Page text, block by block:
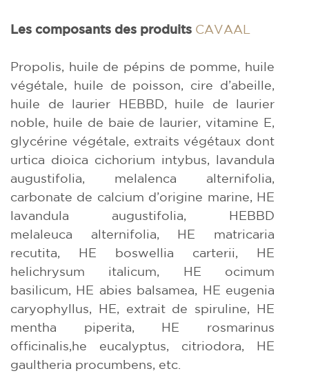
Les composants des produits CAVAAL
Propolis, huile de pépins de pomme, huile
végétale, huile de poisson, cire d’abeille,
huile de laurier HEBBD, huile de laurier
noble, huile de baie de laurier, vitamine E,
glycérine végétale, extraits végétaux dont
urtica dioica cichorium intybus, lavandula
augustifolia, melalenca alternifolia,
carbonate de calcium d’origine marine, HE
lavandula augustifolia, HEBBD
melaleuca alternifolia, HE matricaria
recutita, HE boswellia carterii, HE
helichrysum italicum, HE ocimum
basilicum, HE abies balsamea, HE eugenia
caryophyllus, HE, extrait de spiruline, HE
mentha piperita, HE rosmarinus
officinalis,he eucalyptus, citriodora, HE
gaultheria procumbens, etc.